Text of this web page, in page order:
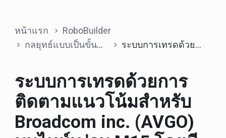
หน้าแรก
RoboBuilder
กลยุทธ์แบบเป็นขั้นตอน
ระบบการเทรดด้วยการติดตามแนวโน้มสำหรับ Broadcom inc. (AVGO) บนไทม์เฟรม M15 โดยมีจุดเข้าในช่วงการพักตัว
ระบบการเทรดด้วยการ
ติดตามแนวโน้มสำหรับ
Broadcom inc. (AVGO)